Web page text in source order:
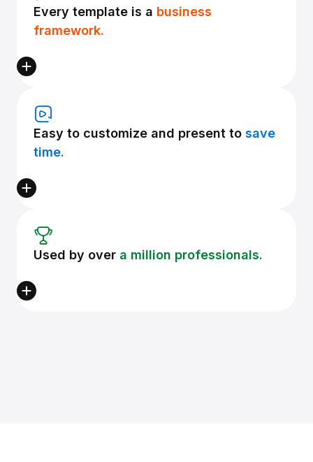
Every template is a business
framework.
Easy to customize and present to save
time.
Used by over a million professionals.